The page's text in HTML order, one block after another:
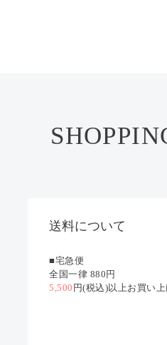
送料について
■宅急便
全国一律 880円
5,500 円(税込)以上お買い